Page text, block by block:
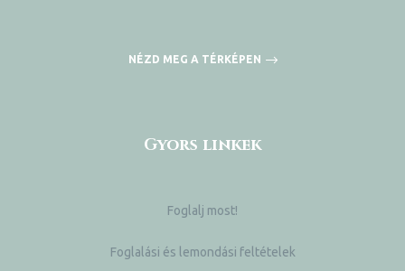
NÉZD MEG A TÉRKÉPEN
Gyors linkek
Foglalj most!
Foglalási és lemondási feltételek